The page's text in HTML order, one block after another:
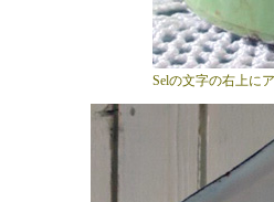
Selの文字の右上にアタリ